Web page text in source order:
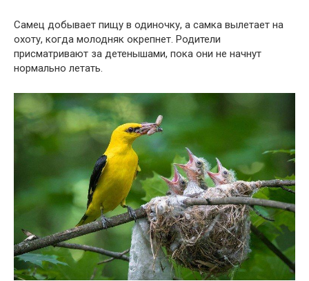
Самец добывает пищу в одиночку, а самка вылетает на
охоту, когда молодняк окрепнет. Родители
присматривают за детенышами, пока они не начнут
нормально летать.